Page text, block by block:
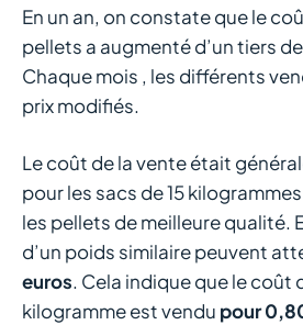
En un an, on constate que le
pellets a augmenté d’un tiers
Chaque mois , les différents
prix modifiés.
Le coût de la vente était
pour les sacs de 15
les pellets de meilleure qualité.
d’un poids similaire peuvent
euros. Cela indique que le coût
kilogramme est vendu pour